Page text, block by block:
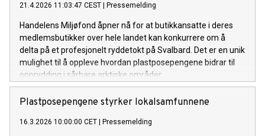
21.4.2026 11:03:47 CEST | Pressemelding
Handelens Miljøfond åpner nå for at butikkansatte i deres
medlemsbutikker over hele landet kan konkurrere om å
delta på et profesjonelt ryddetokt på Svalbard. Det er en unik
mulighet til å oppleve hvordan plastposepengene bidrar til
opprydding i sårbare arktiske områder.
Plastposepengene styrker lokalsamfunnene
16.3.2026 10:00:00 CET | Pressemelding